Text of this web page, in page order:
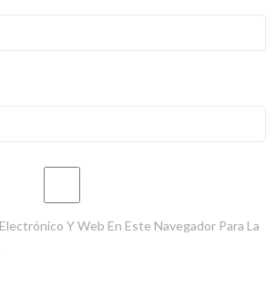
Y Web En Este Navegador Para La